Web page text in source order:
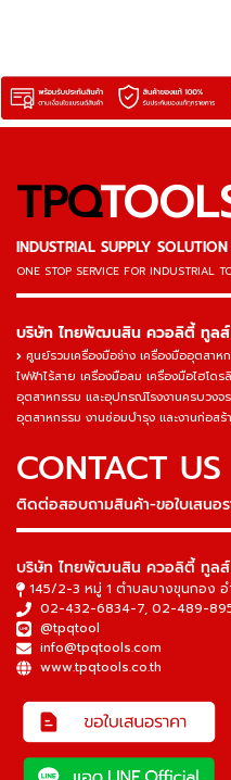
TPQ
INDUSTRIAL SUPPLY SOLUTION
ONE STOP SERVICE FOR INDUSTRIAL
บริษัท ไทยพัฒนสิน ควอลิตี้ ทูลส์
ศูนย์รวมเครื่องมือช่าง เครื่องมืออุตสา
ไฟฟ้าไร้สาย เครื่องมือลม เครื่องมือไฮโด
อุตสาหกรรม และอุปกรณ์โรงงานครบวงจ
อุตสาหกรรม งานซ่อมบำรุง และงานก่อสร้
CONTACT US
ติดต่อสอบถามสินค้า-ขอใบเสนอร
บริษัท ไทยพัฒนสิน ควอลิตี้ ทูลส์
145/2-3 หมู่ 1 ตำบลบางขุนกอง อ
02-432-6834-7, 02-489-
@tpqtool
info@tpqtools.com
www.tpqtools.co.th